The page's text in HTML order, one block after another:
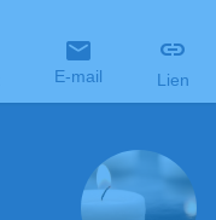
E-mail Lien